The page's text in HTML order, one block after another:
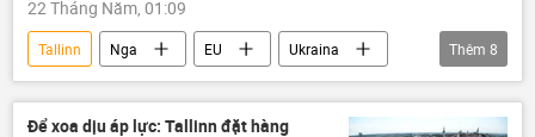
22 Tháng Năm, 01:09
Tallinn Nga EU
Ukraina
Estonia
Phần Lan
UAV
Châu Âu
Ursula von der Leyen
Thêm 8
Để xoa dịu áp lực: Tallinn đặt hàng